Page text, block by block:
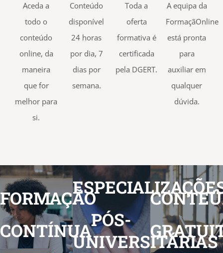
Aceda a
todo o
conteúdo
online, da
maneira
que for
melhor para
si.
Conteúdo
disponível
24 horas
por dia, 7
dias por
semana.
Toda a
oferta
formativa é
certificada
pela DGERT.
A equipa da
FormaçãOnline
está pronta
para
auxiliar em
qualquer
dúvida.
FORMAÇÃO
CONTÍNUAPÓS-
UNIVERSITÁRIAS